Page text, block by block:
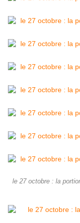
le 27 octobre : la